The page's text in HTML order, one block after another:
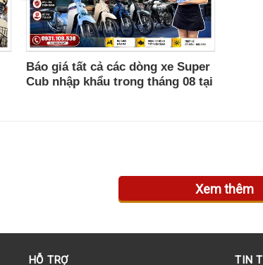
Báo giá tất cả các dòng xe Super
Cub nhập khẩu trong tháng 08 tại
Xem thêm
HỖ TRỢ TIN